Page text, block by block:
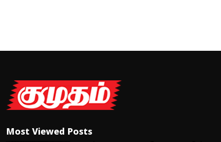
Most Viewed Posts